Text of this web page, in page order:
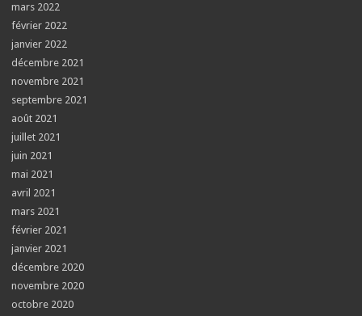
mars 2022
février 2022
janvier 2022
décembre 2021
novembre 2021
septembre 2021
août 2021
juillet 2021
juin 2021
mai 2021
avril 2021
mars 2021
février 2021
janvier 2021
décembre 2020
novembre 2020
octobre 2020